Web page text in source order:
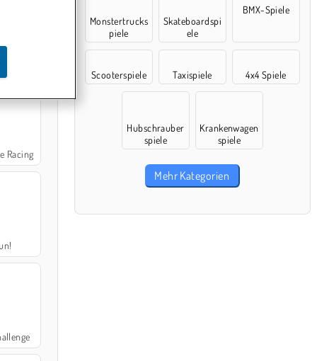
Racing
Monstertrucks
piele
Skateboardspi
ele
BMX-Spiele
Scooterspiele Taxispiele 4x4 Spiele
Hubschrauber
spiele
Krankenwagen
spiele
Mehr Kategorien